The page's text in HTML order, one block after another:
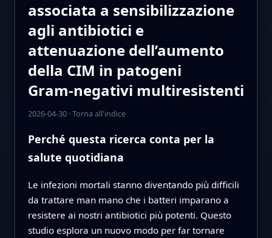
associata a sensibilizzazione
agli antibiotici e
attenuazione dell’aumento
della CIM in patogeni
Gram‑negativi multiresistenti
2026-04-30·Torna all'indice
Perché questa ricerca conta per la
salute quotidiana
Le infezioni mortali stanno diventando più difficili
da trattare man mano che i batteri imparano a
resistere ai nostri antibiotici più potenti. Questo
studio esplora un nuovo modo per far tornare